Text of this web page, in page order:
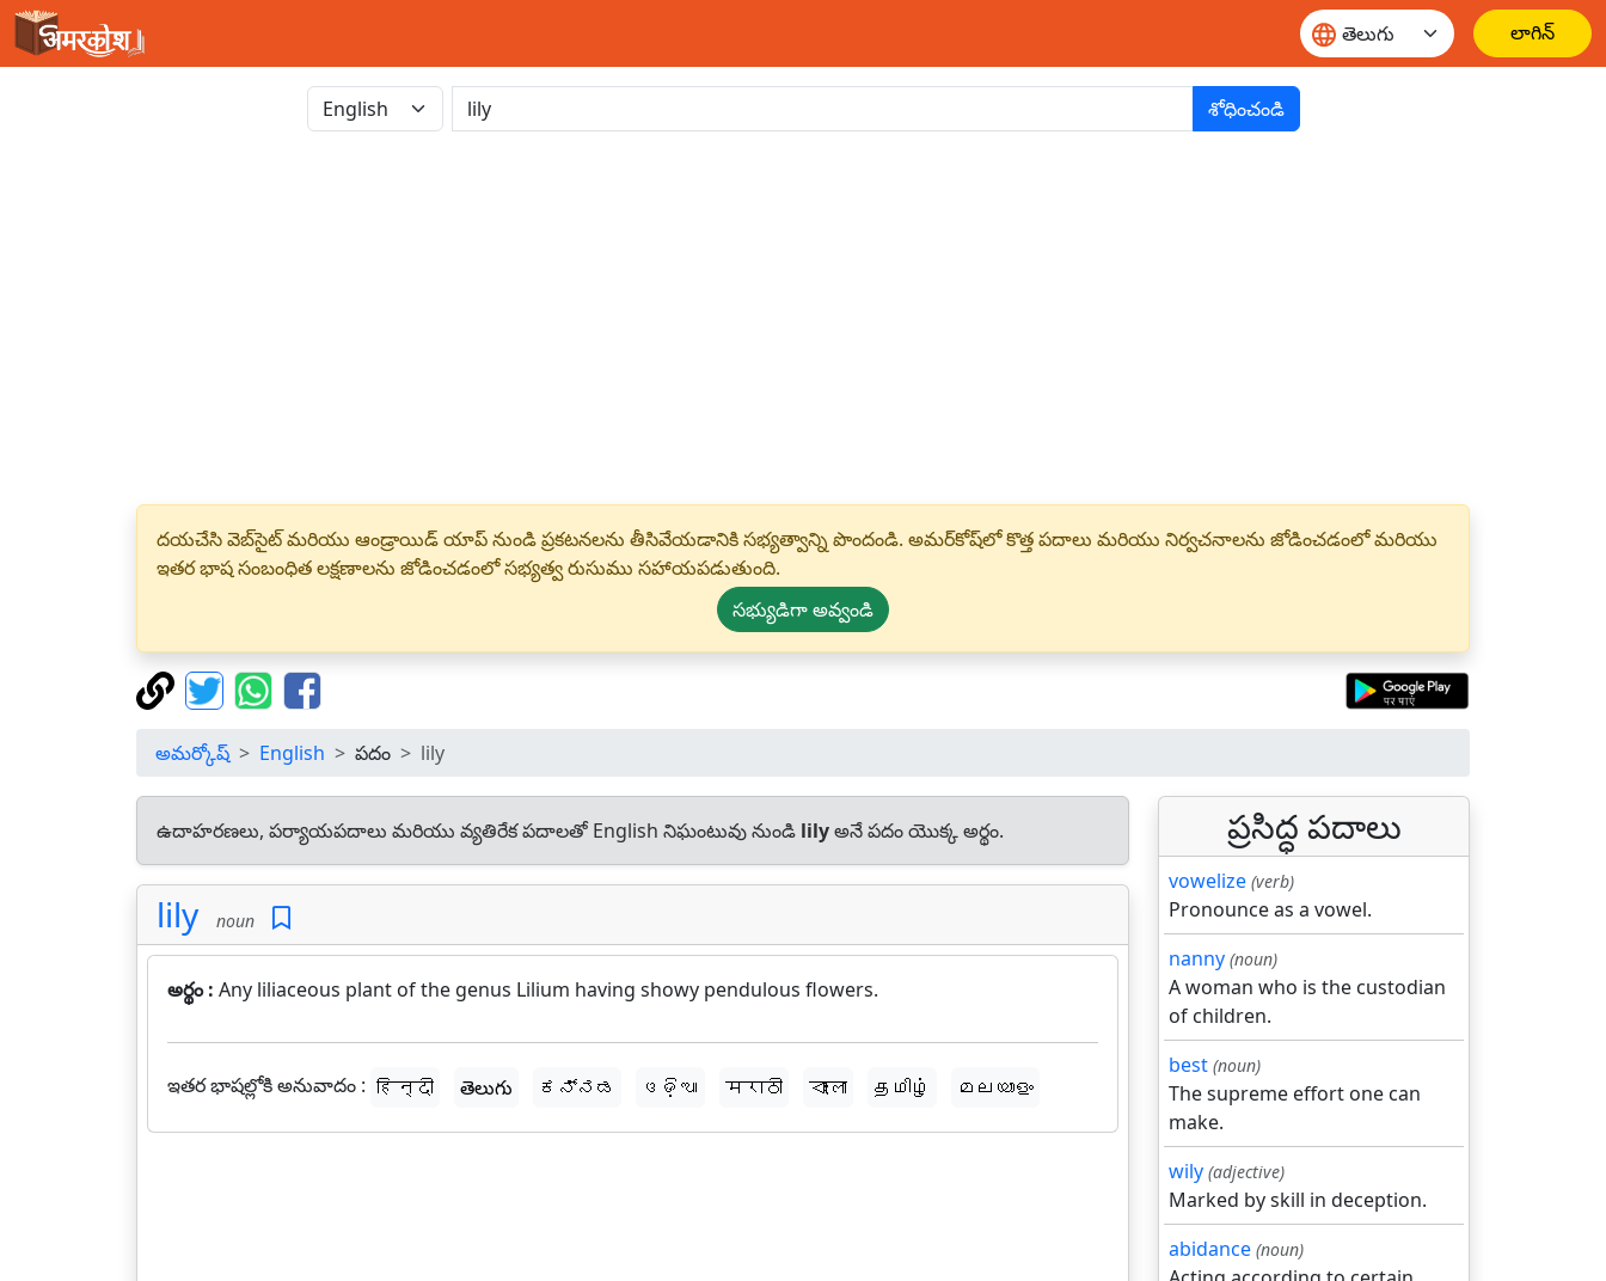
లాగిన్
శోధించండి
దయచేసి వెబ్‌సైట్ మరియు ఆండ్రాయిడ్ యాప్ నుండి ప్రకటనలను తీసివేయడానికి సభ్యత్వాన్ని పొందండి. అమర్‌కోష్‌లో కొత్త పదాలు మరియు నిర్వచనాలను జోడించడంలో మరియు
ఇతర భాష సంబంధిత లక్షణాలను జోడించడంలో సభ్యత్వ రుసుము సహాయపడుతుంది.
సభ్యుడిగా అవ్వండి
అమర్కోష్ English పదం lily
ఉదాహరణలు, పర్యాయపదాలు మరియు వ్యతిరేక పదాలతో English నిఘంటువు నుండి lilyఅనే పదం యొక్క అర్థం.
lily noun
అర్థం : Any liliaceous plant of the genus Lilium having showy pendulous flowers.
ఇతర భాషల్లోకి అనువాదం : हिन्दी తెలుగు ಕನ್ನಡ ଓଡ଼ିଆ मराठी বাংলা தமிழ் മലയാളം
ప్రసిద్ధ పదాలు
vowelize (verb)
Pronounce as a vowel.
nanny (noun)
A woman who is the custodian
of children.
best (noun)
The supreme effort one can
make.
wily (adjective)
Marked by skill in deception.
abidance (noun)